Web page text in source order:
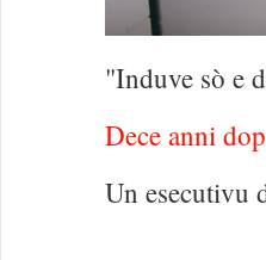
"Induve sò e
Dece anni
Un esecutivu